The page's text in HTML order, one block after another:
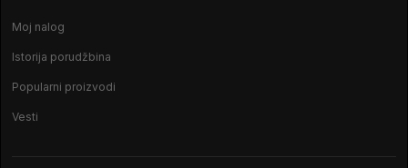
Moj nalog
Istorija porudžbina
Popularni proizvodi
Vesti